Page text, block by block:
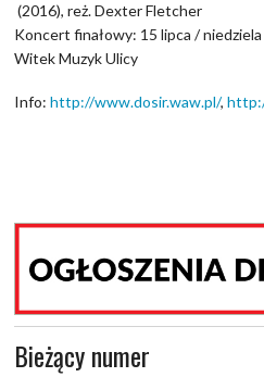
(2016), reż. Dexter Fletcher
Koncert finałowy: 15 lipca /
Witek Muzyk Ulicy
Info:http://www.dosir.waw.pl/,
Bieżący numer